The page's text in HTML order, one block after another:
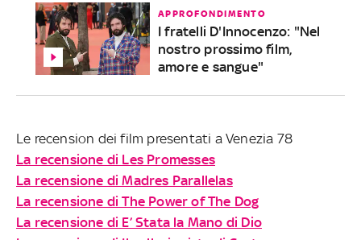
APPROFONDIMENTO
I fratelli D'Innocenzo: "Nel
nostro prossimo film,
amore e sangue"
Le recension dei film presentati a Venezia 78
La recensione di Les Promesses
La recensione di Madres Parallelas
La recensione di The Power of The Dog
La recensione di E’ Stata la Mano di Dio